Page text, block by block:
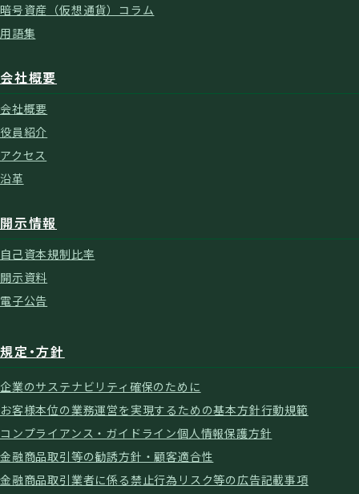
暗号資産（仮想通貨）コラム
用語集
会社概要
会社概要
役員紹介
アクセス
沿革
開示情報
自己資本規制比率
開示資料
電子公告
規定・方針
企業のサステナビリティ確保のために
お客様本位の業務運営を実現するための基本方針行動規範
コンプライアンス・ガイドライン個人情報保護方針
金融商品取引等の勧誘方針・顧客適合性
金融商品取引業者に係る禁止行為 リスク等の広告記載事項